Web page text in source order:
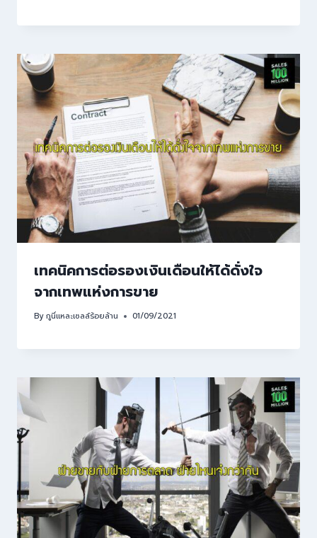
เทคนิคการต่อรองเงินเดือนให้ได้ดั่งใจ
จากเทพแห่งการขาย
Byกูนี่แหละเซลล์ร้อยล้าน 01/09/2021